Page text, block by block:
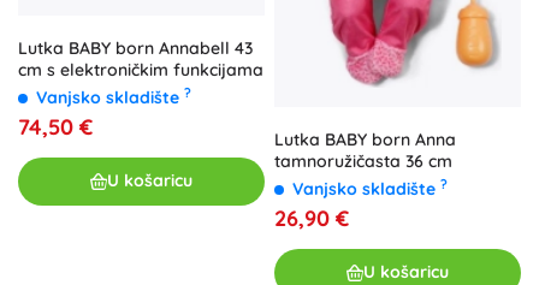
Lutka BABY born Annabell 43
cm s elektroničkim funkcijama
Vanjsko skladište ?
74,50 €
U košaricu
Lutka BABY born Anna
tamnoružičasta 36 cm
Vanjsko skladište ?
26,90 €
U košaricu